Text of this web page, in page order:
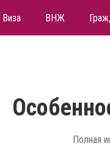
Виза ВНЖ
Полная